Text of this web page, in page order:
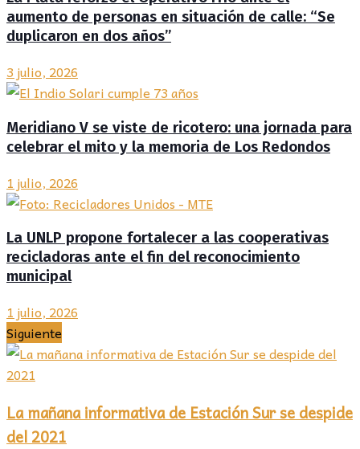
aumento de personas en situación de calle: “Se
duplicaron en dos años”
3 julio, 2026
Meridiano V se viste de ricotero: una jornada para
celebrar el mito y la memoria de Los Redondos
1 julio, 2026
La UNLP propone fortalecer a las cooperativas
recicladoras ante el fin del reconocimiento
municipal
1 julio, 2026
Siguiente
La mañana informativa de Estación Sur se despide
del 2021